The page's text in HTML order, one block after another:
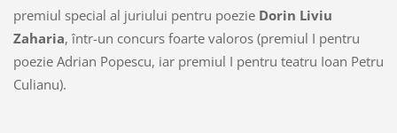
premiul special al juriului pentru poezie Dorin Liviu
Zaharia, într-un concurs foarte valoros (premiul I pentru
poezie Adrian Popescu, iar premiul I pentru teatru Ioan Petru
Culianu).